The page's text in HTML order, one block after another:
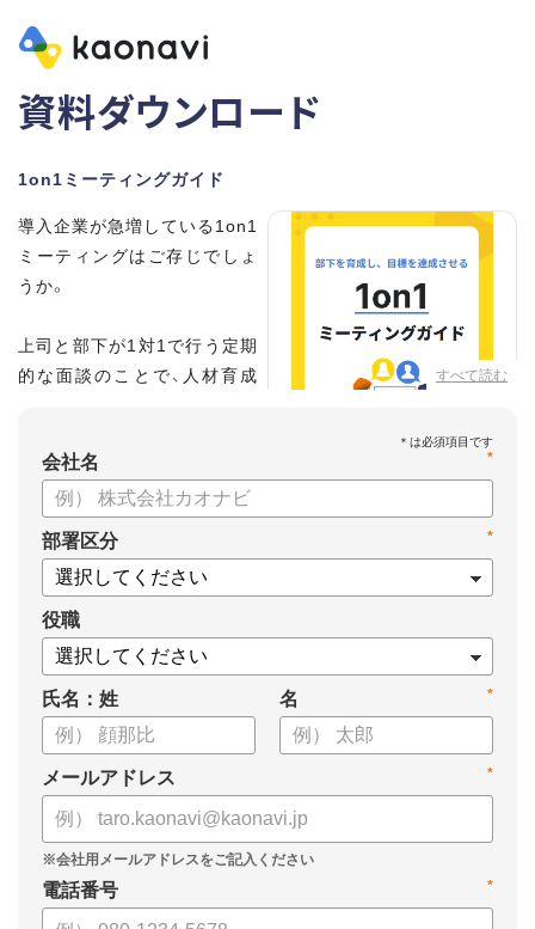
資料ダウンロード
1on1ミーティングガイド
すべて読む
導入企業が急増している1on1
ミーティングはご存じでしょ
うか。
上司と部下が1対1で行う定期
的な面談のことで、人材育成
こちらの資料では、
・1on1とは何か？
・1on1の基本的なやり方
・ 1on1 の基本アジェンダと質問例
についてまとめましたので、ぜひお役立てください。
*
会社名
*
部署区分
役職
氏名：姓 *
名
*
メールアドレス
*
電話番号